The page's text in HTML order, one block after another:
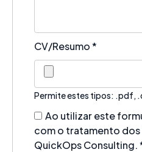
CV/Resumo*
Permite estes tipos: .pdf,
Ao utilizar este
com o tratamento dos
QuickOps Consulting.